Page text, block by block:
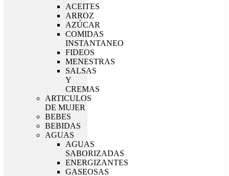
ACEITES
ARROZ
AZÚCAR
COMIDAS
INSTANTANEO
FIDEOS
MENESTRAS
SALSAS
Y
CREMAS
ARTICULOS
DE MUJER
BEBES
BEBIDAS
AGUAS
AGUAS
SABORIZADAS
ENERGIZANTES
GASEOSAS